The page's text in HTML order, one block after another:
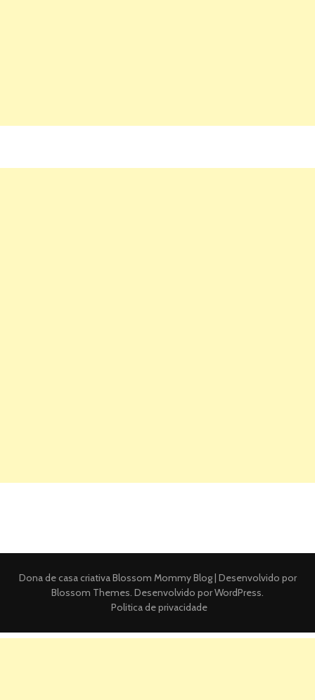
Dona de casa criativaBlossom Mommy Blog | Desenvolvido por
Blossom Themes. Desenvolvido porWordPress.
Politica de privacidade